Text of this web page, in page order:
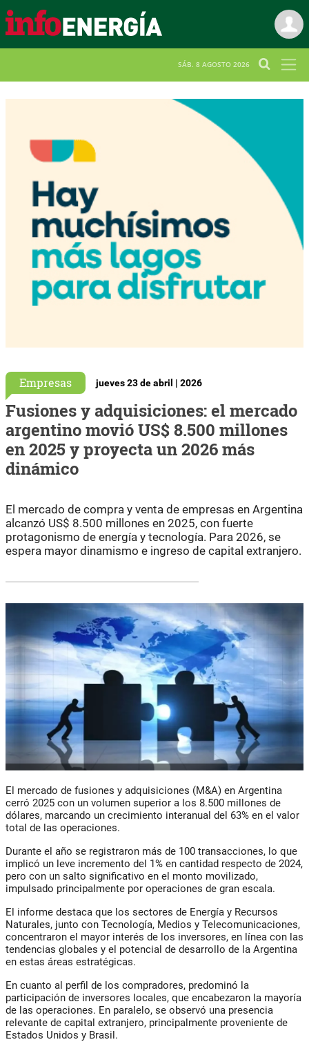
SÁB. 8 AGOSTO 2026
Empresas jueves 23 de abril | 2026
Fusiones y adquisiciones: el mercado
argentino movió US$ 8.500 millones
en 2025 y proyecta un 2026 más
dinámico
El mercado de compra y venta de empresas en Argentina
alcanzó US$ 8.500 millones en 2025, con fuerte
protagonismo de energía y tecnología. Para 2026, se
espera mayor dinamismo e ingreso de capital extranjero.
El mercado de fusiones y adquisiciones (M&A) en Argentina
cerró 2025 con un volumen superior a los 8.500 millones de
dólares, marcando un crecimiento interanual del 63% en el valor
total de las operaciones.
Durante el año se registraron más de 100 transacciones, lo que
implicó un leve incremento del 1% en cantidad respecto de 2024,
pero con un salto significativo en el monto movilizado,
impulsado principalmente por operaciones de gran escala.
El informe destaca que los sectores de Energía y Recursos
Naturales, junto con Tecnología, Medios y Telecomunicaciones,
concentraron el mayor interés de los inversores, en línea con las
tendencias globales y el potencial de desarrollo de la Argentina
en estas áreas estratégicas.
En cuanto al perfil de los compradores, predominó la
participación de inversores locales, que encabezaron la mayoría
de las operaciones. En paralelo, se observó una presencia
relevante de capital extranjero, principalmente proveniente de
Estados Unidos y Brasil.